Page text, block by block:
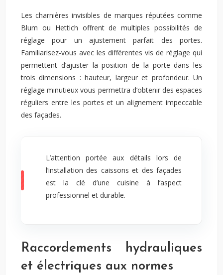
Les charnières invisibles de marques réputées comme
Blum ou Hettich offrent de multiples possibilités de
réglage pour un ajustement parfait des portes.
Familiarisez-vous avec les différentes vis de réglage qui
permettent d’ajuster la position de la porte dans les
trois dimensions : hauteur, largeur et profondeur. Un
réglage minutieux vous permettra d’obtenir des espaces
réguliers entre les portes et un alignement impeccable
des façades.
L’attention portée aux détails lors de
l’installation des caissons et des façades
est la clé d’une cuisine à l’aspect
professionnel et durable.
Raccordements hydrauliques
et électriques aux normes